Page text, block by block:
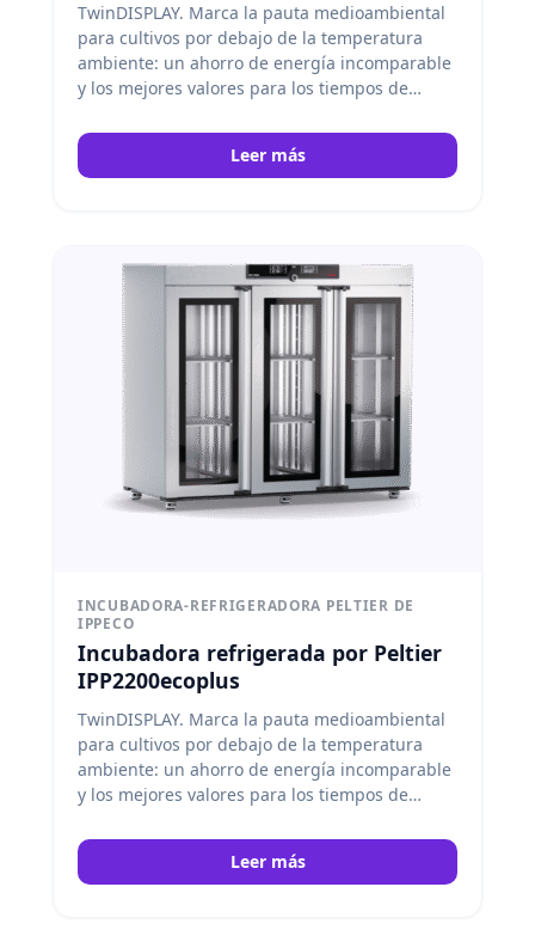
TwinDISPLAY. Marca la pauta medioambiental
para cultivos por debajo de la temperatura
ambiente: un ahorro de energía incomparable
y los mejores valores para los tiempos de
Memmert
Leer más
INCUBADORA-REFRIGERADORA PELTIER DE
IPPECO
Incubadora refrigerada por Peltier
IPP2200ecoplus
TwinDISPLAY. Marca la pauta medioambiental
para cultivos por debajo de la temperatura
ambiente: un ahorro de energía incomparable
y los mejores valores para los tiempos de
Memmert
Leer más